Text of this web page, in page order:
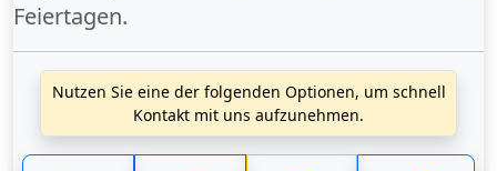
Feiertagen.
Nutzen Sie eine der folgenden Optionen, um schnell
Kontakt mit uns aufzunehmen.